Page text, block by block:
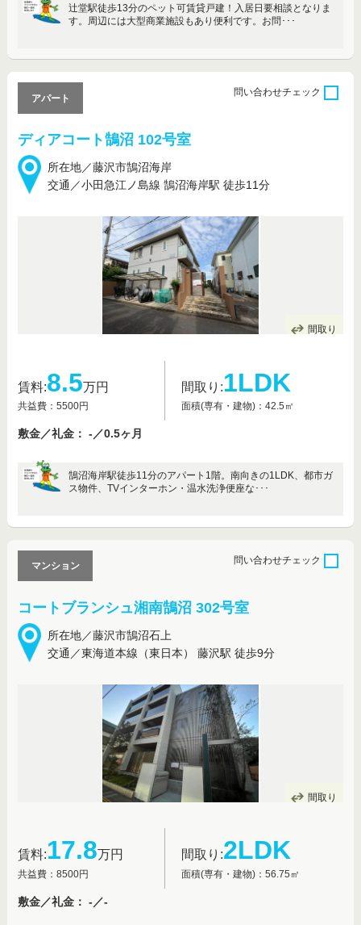
辻堂駅徒歩13分のペット可賃貸戸建！入居日要相談となりま
す。周辺には大型商業施設もあり便利です。お問･･･
ディアコート鵠沼 102号室
所在地／藤沢市鵠沼海岸
交通／小田急江ノ島線 鵠沼海岸駅 徒歩11分
アパート
問い合わせチェック
間取り
賃料:8.5万円
共益費：5500円
間取り:1LDK
面積(専有・建物)：42.5㎡
敷金／礼金： -／0.5ヶ月
鵠沼海岸駅徒歩11分のアパート1階。南向きの1LDK、都市ガ
ス物件、TVインターホン・温水洗浄便座な･･･
コートブランシュ湘南鵠沼 302号室
所在地／藤沢市鵠沼石上
交通／東海道本線（東日本） 藤沢駅 徒歩9分
マンション
問い合わせチェック
間取り
賃料:17.8万円
共益費：8500円
間取り:2LDK
面積(専有・建物)：56.75㎡
敷金／礼金： -／-